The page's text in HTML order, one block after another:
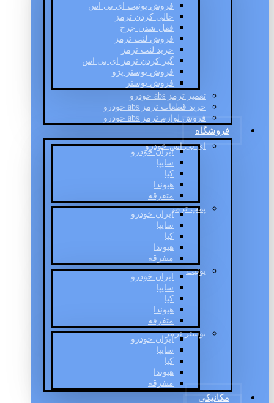
فروش یونیت ای بی اس
خالی کردن ترمز
قفل شدن چرخ
فروش لنت ترمز
خرید لنت ترمز
گیر کردن ترمز ای بی اس
فروش بوستر پژو
فروش بوستر
تعمیر ترمز abs خودرو
خرید قطعات ترمز abs خودرو
فروش لوازم ترمز abs خودرو
فروشگاه
ای بی اس خودرو
ایران خودرو
سایپا
کیا
هیوندا
متفرقه
پمپ ترمز
ایران خودرو
سایپا
کیا
هیوندا
متفرقه
یونیت
ایران خودرو
سایپا
کیا
هیوندا
متفرقه
بوستر ترمز
ایران خودرو
سایپا
کیا
هیوندا
متفرقه
مکانیکی